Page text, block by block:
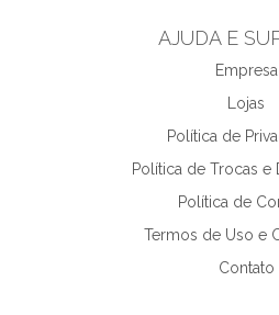
AJUDA E
Empresa
Lojas
Política de
Política de Trocas e
Política de
Termos de Uso e
Contato